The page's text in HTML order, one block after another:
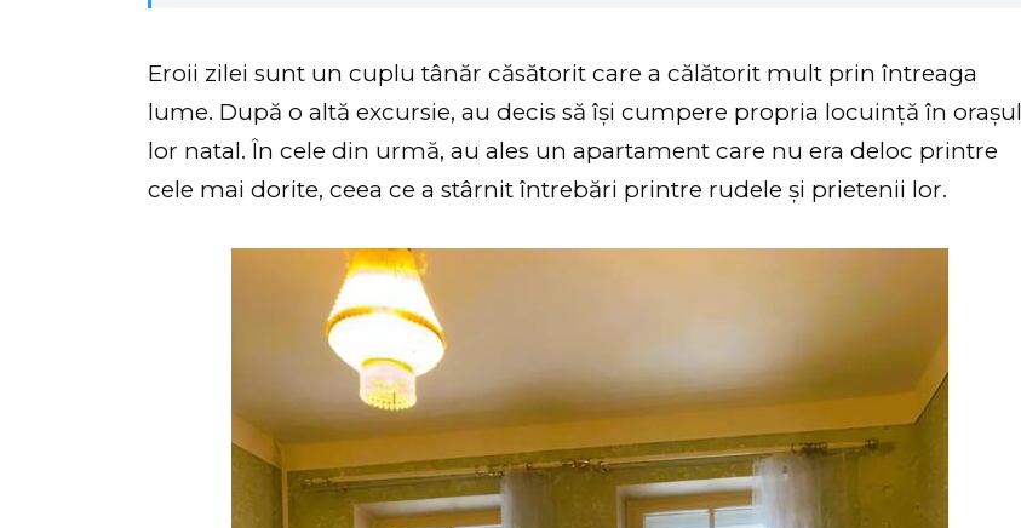
Eroii zilei sunt un cuplu tânăr căsătorit care a călătorit mult prin întreaga
lume. După o altă excursie, au decis să își cumpere propria locuință în orașul
lor natal. În cele din urmă, au ales un apartament care nu era deloc printre
cele mai dorite, ceea ce a stârnit întrebări printre rudele și prietenii lor.